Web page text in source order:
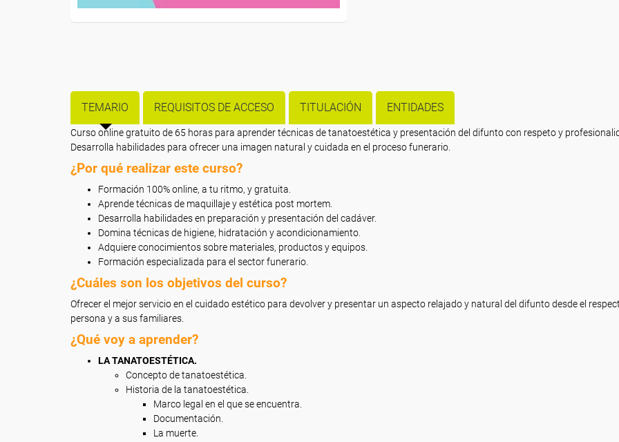
TEMARIO REQUISITOS DE ACCESO TITULACIÓN ENTIDADES
Curso online gratuito de 65 horas para aprender técnicas de tanatoestética y presentación del difunto con respeto y
Desarrolla habilidades para ofrecer una imagen natural y cuidada en el proceso funerario.
¿Por qué realizar este curso?
Formación 100% online, a tu ritmo, y gratuita.
Aprende técnicas de maquillaje y estética post mortem.
Desarrolla habilidades en preparación y presentación del cadáver.
Domina técnicas de higiene, hidratación y acondicionamiento.
Adquiere conocimientos sobre materiales, productos y equipos.
Formación especializada para el sector funerario.
¿Cuáles son los objetivos del curso?
Ofrecer el mejor servicio en el cuidado estético para devolver y presentar un aspecto relajado y natural del difunto desde el
persona y a sus familiares.
¿Qué voy a aprender?
LA TANATOESTÉTICA.
Concepto de tanatoestética.
Historia de la tanatoestética.
Marco legal en el que se encuentra.
Documentación.
La muerte.